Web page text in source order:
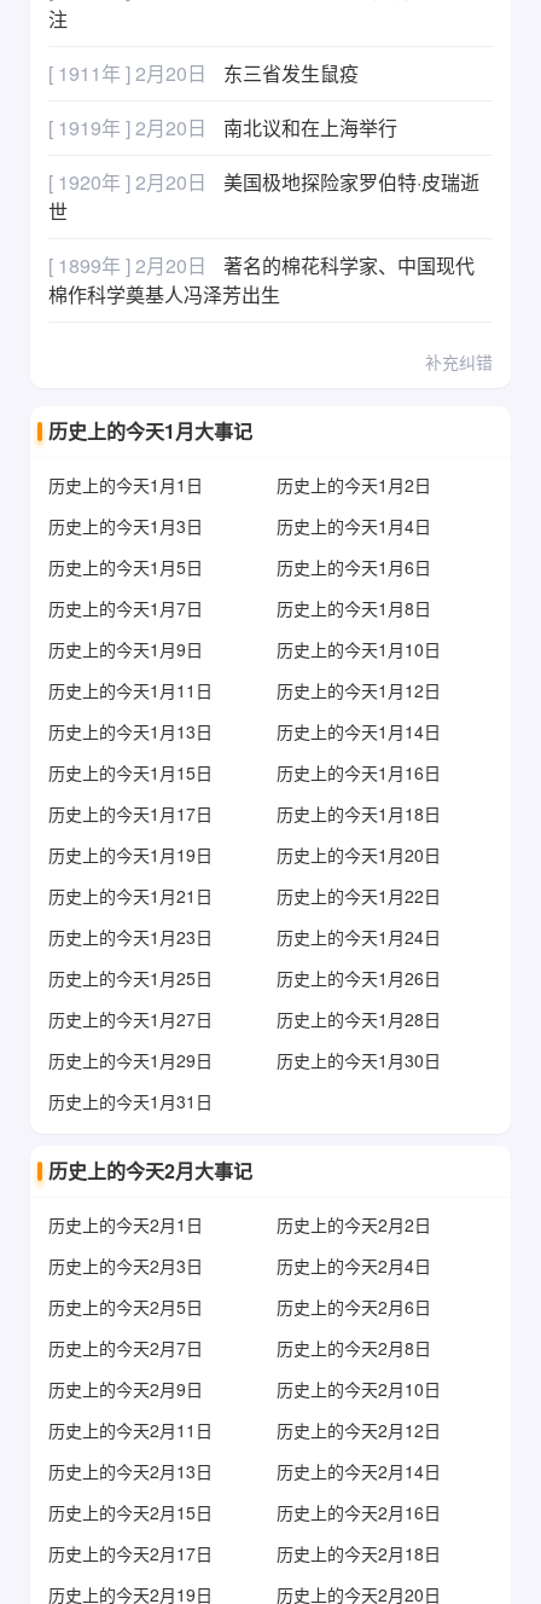
注
[ 1911年 ] 2月20日
东三省发生鼠疫
[ 1919年 ] 2月20日
南北议和在上海举行
[ 1920年 ] 2月20日
美国极地探险家罗伯特·皮瑞逝
世
[ 1899年 ] 2月20日
著名的棉花科学家、中国现代
棉作科学奠基人冯泽芳出生
补充纠错
历史上的今天1月大事记
历史上的今天1月1日
历史上的今天1月2日
历史上的今天1月3日
历史上的今天1月4日
历史上的今天1月5日
历史上的今天1月6日
历史上的今天1月7日
历史上的今天1月8日
历史上的今天1月9日
历史上的今天1月10日
历史上的今天1月11日
历史上的今天1月12日
历史上的今天1月13日
历史上的今天1月14日
历史上的今天1月15日
历史上的今天1月16日
历史上的今天1月17日
历史上的今天1月18日
历史上的今天1月19日
历史上的今天1月20日
历史上的今天1月21日
历史上的今天1月22日
历史上的今天1月23日
历史上的今天1月24日
历史上的今天1月25日
历史上的今天1月26日
历史上的今天1月27日
历史上的今天1月28日
历史上的今天1月29日
历史上的今天1月30日
历史上的今天1月31日
历史上的今天2月大事记
历史上的今天2月1日
历史上的今天2月2日
历史上的今天2月3日
历史上的今天2月4日
历史上的今天2月5日
历史上的今天2月6日
历史上的今天2月7日
历史上的今天2月8日
历史上的今天2月9日
历史上的今天2月10日
历史上的今天2月11日
历史上的今天2月12日
历史上的今天2月13日
历史上的今天2月14日
历史上的今天2月15日
历史上的今天2月16日
历史上的今天2月17日
历史上的今天2月18日
历史上的今天2月19日
历史上的今天2月20日